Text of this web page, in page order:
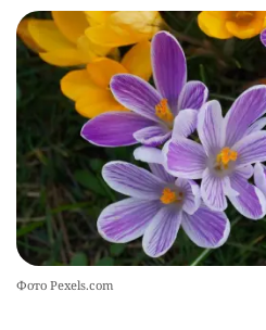
Фото Pexels.com